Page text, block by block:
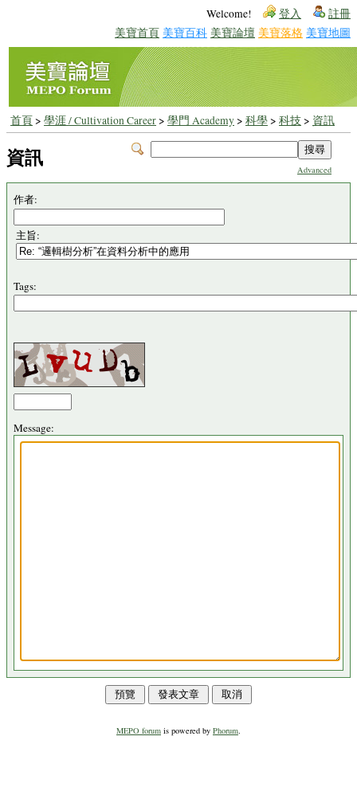
Welcome! 登入 註冊
美寶首頁 美寶百科 美寶論壇 美寶落格 美寶地圖
首頁> 學涯 / Cultivation Career> 學門 Academy> 科學> 科技> 資訊
Advanced
資訊
作者:
主旨:
Tags:
Message:
MEPO forum is powered by Phorum.